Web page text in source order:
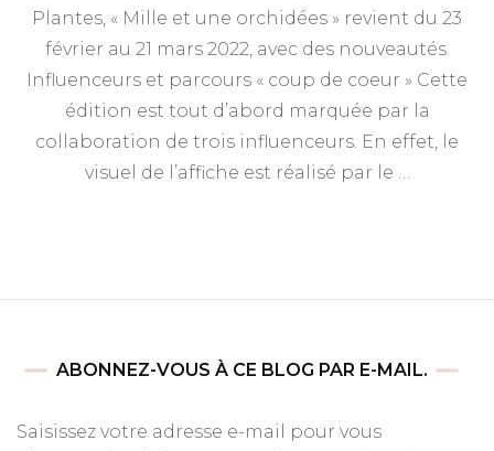
Mille
une
orchidées
Plantes, « Mille et une orchidées » revient du 23
février au 21 mars 2022, avec des nouveautés.
Influenceurs et parcours « coup de coeur » Cette
édition est tout d’abord marquée par la
collaboration de trois influenceurs. En effet, le
visuel de l’affiche est réalisé par le …
ABONNEZ-VOUS À CE BLOG PAR E-MAIL.
Saisissez votre adresse e-mail pour vous